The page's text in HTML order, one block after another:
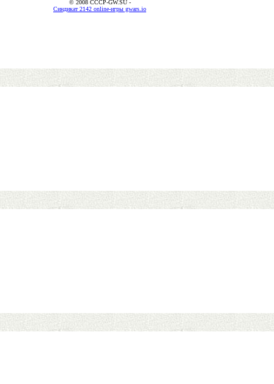
© 2008 CCCP-GW.SU -
Синдикат 2142 online-игры gwars.io